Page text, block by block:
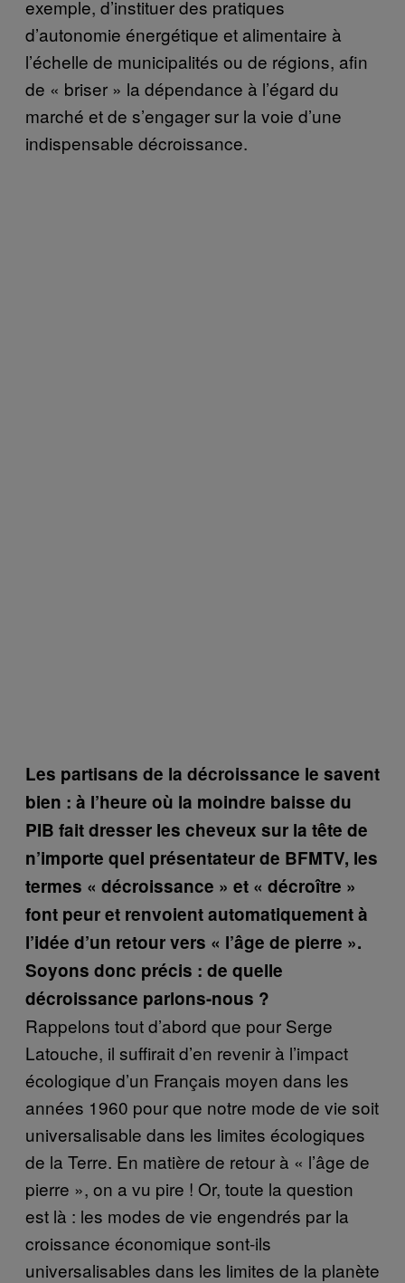
exemple, d’instituer des pratiques
d’autonomie énergétique et alimentaire à
l’échelle de municipalités ou de régions, afin
de « briser » la dépendance à l’égard du
marché et de s’engager sur la voie d’une
indispensable décroissance.
Les partisans de la décroissance le savent
bien : à l’heure où la moindre baisse du
PIB fait dresser les cheveux sur la tête de
n’importe quel présentateur de BFMTV, les
termes « décroissance » et « décroître »
font peur et renvoient automatiquement à
l’idée d’un retour vers « l’âge de pierre ».
Soyons donc précis : de quelle
décroissance parlons-nous ?
Rappelons tout d’abord que pour Serge
Latouche, il suffirait d’en revenir à l’impact
écologique d’un Français moyen dans les
années 1960 pour que notre mode de vie soit
universalisable dans les limites écologiques
de la Terre. En matière de retour à « l’âge de
pierre », on a vu pire ! Or, toute la question
est là : les modes de vie engendrés par la
croissance économique sont-ils
universalisables dans les limites de la planète